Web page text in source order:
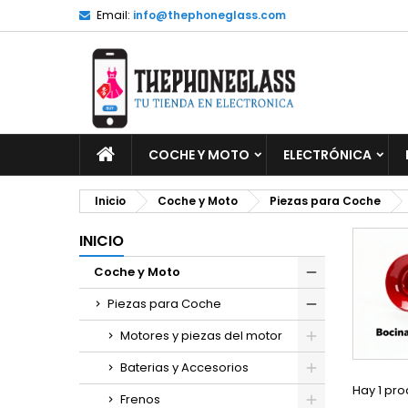
Email: info@thephoneglass.com
INICIOCOCHE Y MOTO ELECTRÓNICA
Inicio Coche y Moto Piezas para Coche
INICIO
Coche y Moto
Piezas para Coche
Motores y piezas del motor
Baterias y Accesorios
Frenos
Hay 1